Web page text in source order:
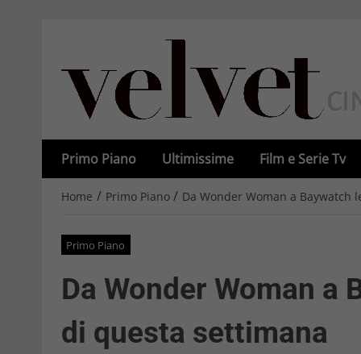
Primo Piano Ultimissime Film e Serie Tv
Home / Primo Piano / Da Wonder Woman a
Primo Piano
Da Wonder Woman a
di questa settimana